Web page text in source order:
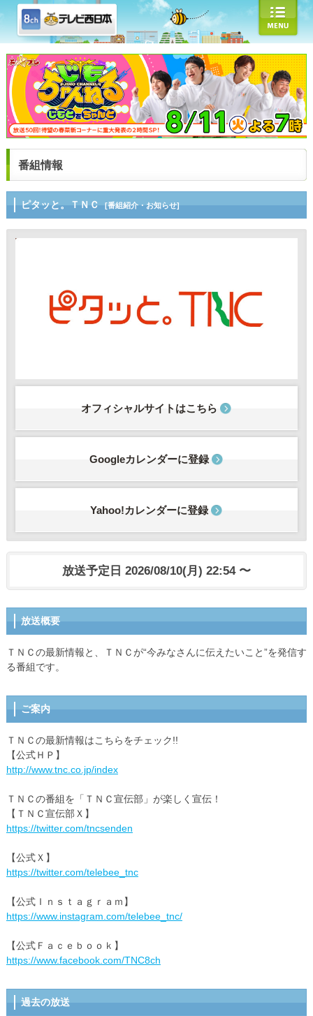
番組情報
ピタッと。ＴＮＣ [番組紹介・お知らせ]
オフィシャルサイトはこちら
Googleカレンダーに登録
Yahoo!カレンダーに登録
放送予定日 2026/08/10(月) 22:54 〜
放送概要
ＴＮＣの最新情報と、ＴＮＣが“今みなさんに伝えたいこと”を発信す
る番組です。
ご案内
ＴＮＣの最新情報はこちらをチェック!!
【公式ＨＰ】
http://www.tnc.co.jp/index
ＴＮＣの番組を「ＴＮＣ宣伝部」が楽しく宣伝！
【ＴＮＣ宣伝部Ｘ】
https://twitter.com/tncsenden
【公式Ｘ】
https://twitter.com/telebee_tnc
【公式Ｉｎｓｔａｇｒａｍ】
https://www.instagram.com/telebee_tnc/
【公式Ｆａｃｅｂｏｏｋ】
https://www.facebook.com/TNC8ch
過去の放送